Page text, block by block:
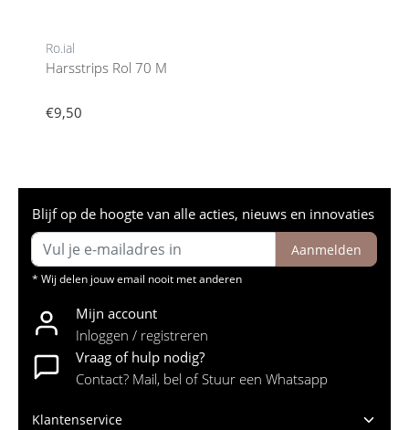
Ro.ial
Harsstrips Rol 70 M
€9,50
Blijf op de hoogte van alle acties, nieuws en innovaties
Aanmelden
* Wij delen jouw email nooit met anderen
Mijn account
Inloggen / registreren
Vraag of hulp nodig?
Contact? Mail, bel of Stuur een Whatsapp
Klantenservice